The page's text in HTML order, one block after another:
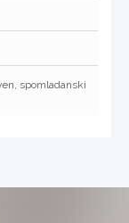
spomladanski